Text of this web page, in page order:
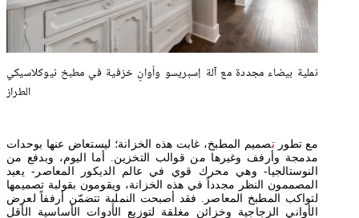
نملية بيضاء مجددة مع آلة إسبريسو وأوانٍ خزفية في مطبخ نيوكلاسيكي
الطراز
مع تطورتصميم المطبخ، غابت هذه الخزانة؛ ليستعاض عنها بوحدات
مدمجة وأرفف وغيرها من قوالب التخزين. أما اليوم، وبدفع من
النوستالجيا- وهي محرك قوي في عالم الديكور المعاصر- يعيد
المصممون النظر مجدداً في هذه الخزانة، ويقومون بقولبة تصميمها
لتواكب المطبخ المعاصر. فقد أصبحت النملية تتضمّن أرففاً لعرض
الأواني الزجاجية وخزائن مغلقة لتوزيع الأدوات الأساسية الأقل